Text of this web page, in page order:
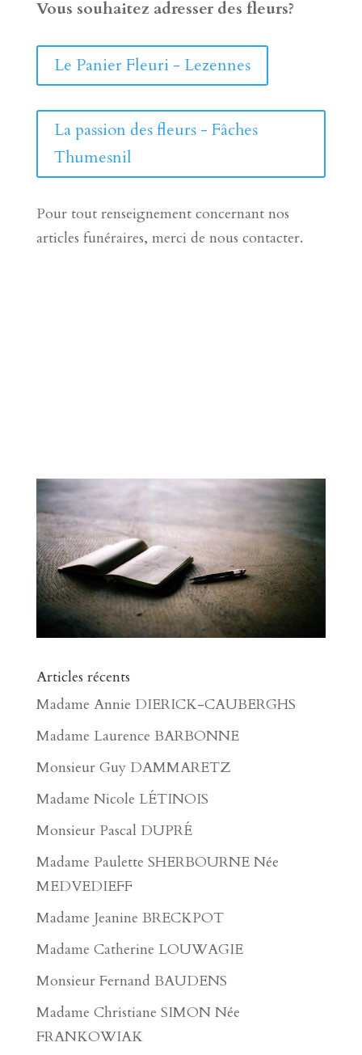
Vous souhaitez adresser des fleurs?
Le Panier Fleuri - Lezennes
La passion des fleurs - Fâches
Thumesnil
Pour tout renseignement concernant nos
articles funéraires, merci de nous contacter.
Articles récents
Madame Annie DIERICK-CAUBERGHS
Madame Laurence BARBONNE
Monsieur Guy DAMMARETZ
Madame Nicole LÉTINOIS
Monsieur Pascal DUPRÉ
Madame Paulette SHERBOURNE Née
MEDVEDIEFF
Madame Jeanine BRECKPOT
Madame Catherine LOUWAGIE
Monsieur Fernand BAUDENS
Madame Christiane SIMON Née
FRANKOWIAK